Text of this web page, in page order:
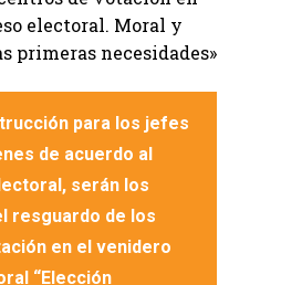
electoral. Moral y
primeras necesidades»
para los jefes
de acuerdo al
serán los
resguardo de los
en el venidero
“Elección